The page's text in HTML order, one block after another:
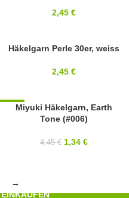
2,45 €
SOLD OUT
Häkelgarn Perle 30er, weiss
2,45 €
-70%Miyuki Häkelgarn, Earth
Tone (#006)
4,45€ 1,34 €
→
EINKAUFEN